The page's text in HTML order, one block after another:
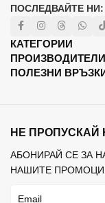
ПОСЛЕДВАЙТЕ НИ:
КАТЕГОРИИ
ПРОИЗВОДИТЕЛИ
ПОЛЕЗНИ
НЕ ПРОПУСКАЙ
АБОНИРАЙ СЕ ЗА
НАШИТЕ